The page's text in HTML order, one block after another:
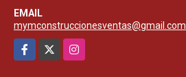
EMAIL
mymconstruccionesventas@gmail.com
Facebook
Instagram